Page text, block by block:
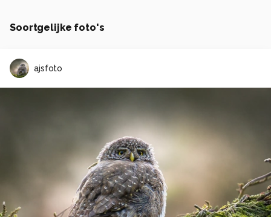
Soortgelijke foto's
ajsfoto